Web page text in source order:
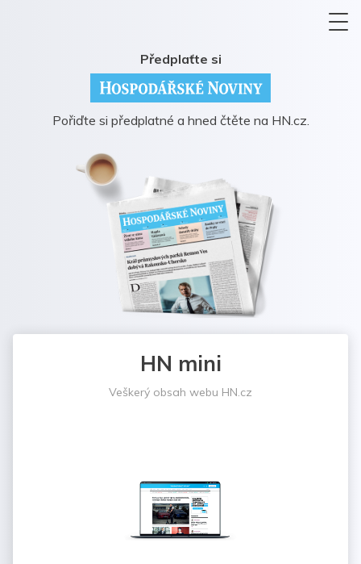
Předplaťte si
Pořiďte si předplatné a hned čtěte na HN.cz.
HN mini
Veškerý obsah webu HN.cz